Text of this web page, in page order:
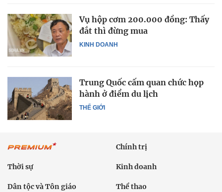
KINH DOANH
Vụ hộp cơm 200.000 đồng: Thấy
đắt thì đừng mua
THẾ GIỚI
Trung Quốc cấm quan chức họp
hành ở điểm du lịch
Chính trị
Thời sự Kinh doanh
Dân tộc và Tôn giáo Thể thao